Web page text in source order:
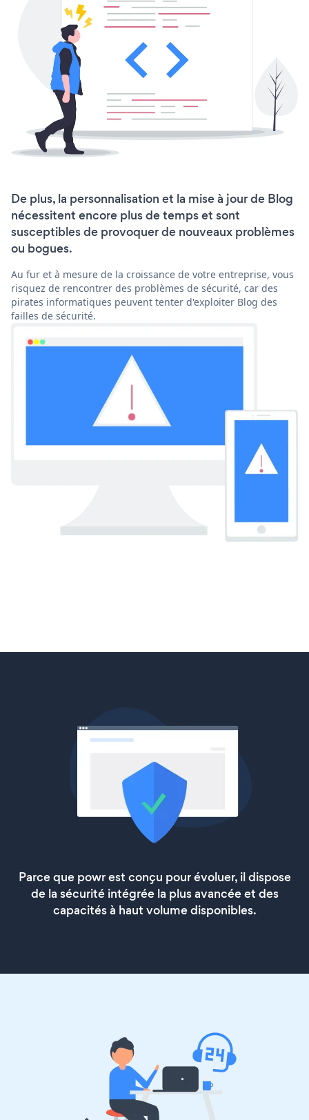
De plus, la personnalisation et la mise à jour de Blog
nécessitent encore plus de temps et sont
susceptibles de provoquer de nouveaux problèmes
ou bogues.
Au fur et à mesure de la croissance de votre entreprise, vous
risquez de rencontrer des problèmes de sécurité, car des
pirates informatiques peuvent tenter d'exploiter Blog des
failles de sécurité.
Parce que powr est conçu pour évoluer, il dispose
de la sécurité intégrée la plus avancée et des
capacités à haut volume disponibles.